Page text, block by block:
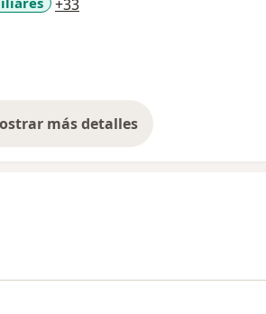
+33
más detalles
sobre la experiencia